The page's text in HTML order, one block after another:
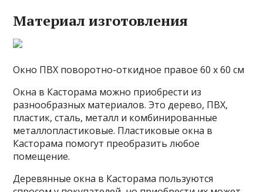
Материал изготовления
Окно ПВХ поворотно-откидное правое 60 х 60 см
Окна в Касторама можно приобрести из
разнообразных материалов. Это дерево, ПВХ,
пластик, сталь, металл и комбинированные
металлопластиковые. Пластиковые окна в
Касторама помогут преобразить любое
помещение.
Деревянные окна в Касторама пользуются